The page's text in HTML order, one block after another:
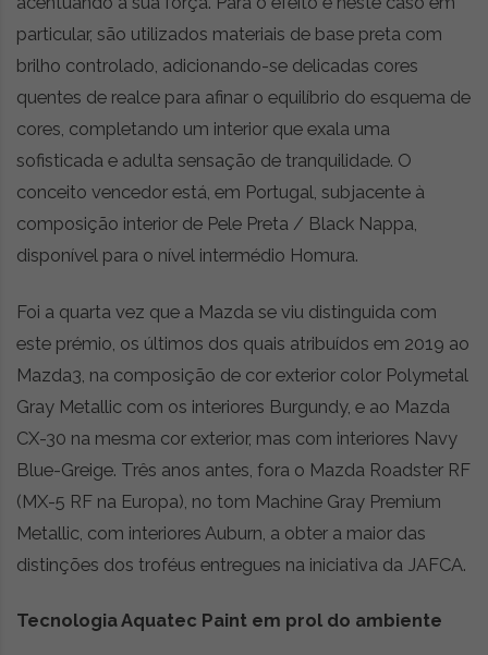
particular, são utilizados materiais de base preta com
brilho controlado, adicionando-se delicadas cores
quentes de realce para afinar o equilíbrio do esquema de
cores, completando um interior que exala uma
sofisticada e adulta sensação de tranquilidade. O
conceito vencedor está, em Portugal, subjacente à
composição interior de Pele Preta / Black Nappa,
disponível para o nível intermédio Homura.
Foi a quarta vez que a Mazda se viu distinguida com
este prémio, os últimos dos quais atribuídos em 2019 ao
Mazda3, na composição de cor exterior color Polymetal
Gray Metallic com os interiores Burgundy, e ao Mazda
CX-30 na mesma cor exterior, mas com interiores Navy
Blue-Greige. Três anos antes, fora o Mazda Roadster RF
(MX-5 RF na Europa), no tom Machine Gray Premium
Metallic, com interiores Auburn, a obter a maior das
distinções dos troféus entregues na iniciativa da JAFCA.
Tecnologia Aquatec Paint em prol do ambiente